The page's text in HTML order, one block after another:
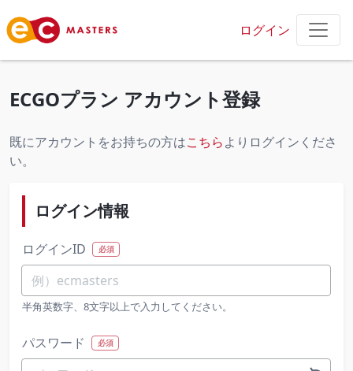
ログイン
ECGOプラン アカウント登録
既にアカウントをお持ちの方はこちらよりログインくださ
い。
ログイン情報
ログインID 必須
半角英数字、8文字以上で入力してください。
パスワード 必須